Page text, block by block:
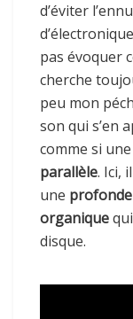
d’éviter
pas évoquer
cherche
peu mon
son qui s’en
comme si
parallèle. Ici,
une
organique
disque.